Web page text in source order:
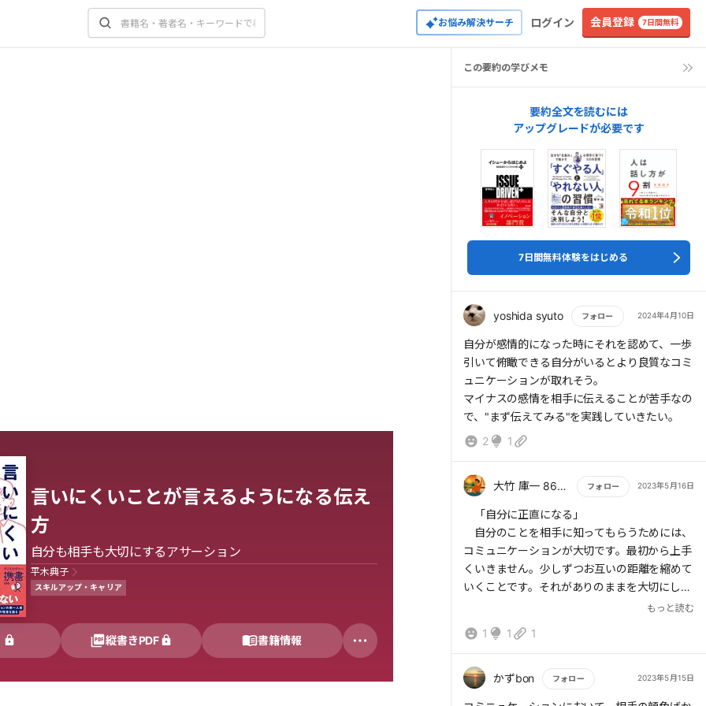
お悩み解決サーチ ログイン 会員登録 7日間無料
言いにくいことが言えるようになる伝え
方
自分も相手も大切にするアサーション
平木典子
スキルアップ・キャリア
縦書きPDF 書籍情報
この要約の学びメモ
要約全文を読むには
アップグレードが必要です
7日間無料体験をはじめる
yoshida syuto フォロー 2024年4月10日
もっと読む
自分が感情的になった時にそれを認めて、一歩
引いて俯瞰できる自分がいるとより良質なコミ
ュニケーションが取れそう。
マイナスの感情を相手に伝えることが苦手なの
で、"まず伝えてみる"を実践していきたい。
2
1
大竹 庫一 860×Kura フォロー 2023年5月16日
もっと読む
「自分に正直になる」
自分のことを相手に知ってもらうためには、
コミュニケーションが大切です。最初から上手
くいきません。少しずつお互いの距離を縮めて
いくことです。それがありのままを大切にした
私たちは本音を隠して表面的に愛想よくしが
それには耐えられない自分と素直に伝えていき
もっと読む
1 1 1
かずbon フォロー 2023年5月15日